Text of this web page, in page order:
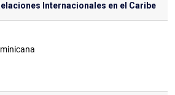
Internacionales en el Caribe